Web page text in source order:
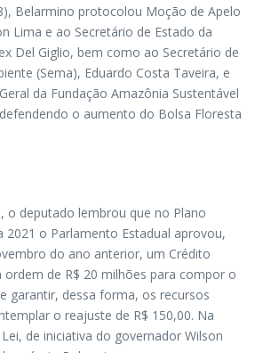
Belarmino protocolou Moção de Apelo
Lima e ao Secretário de Estado da
Del Giglio, bem como ao Secretário de
(Sema), Eduardo Costa Taveira, e
da Fundação Amazônia Sustentável
defendendo o aumento do Bolsa Floresta
o deputado lembrou que no Plano
2021 o Parlamento Estadual aprovou,
do ano anterior, um Crédito
ordem de R$ 20 milhões para compor o
garantir, dessa forma, os recursos
o reajuste de R$ 150,00. Na
de iniciativa do governador Wilson